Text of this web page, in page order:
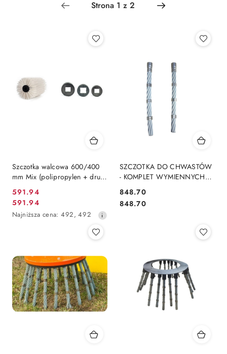
Szczotka walcowa 600/400
mm Mix (polipropylen + drut)
1,6 mm (ZW, ZMW)
Cena
promocyjna:
591.94
Cena
promocyjna:
591.94
Najniższa
przed
obniżką
Najniższa cena: 492, 492
SZCZOTKA DO CHWASTÓW
- KOMPLET WYMIENNYCH
LIN 20szt.
Cena:
848.70
Cena:
848.70